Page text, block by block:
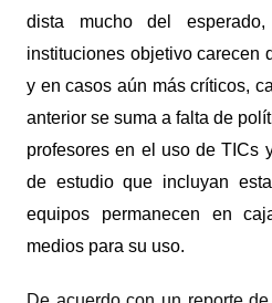
dista mucho del
instituciones objetivo carecen
y en casos aún más críticos,
anterior se suma a falta de
profesores en el uso de TICs
de estudio que incluyan
equipos permanecen en
medios para su uso.